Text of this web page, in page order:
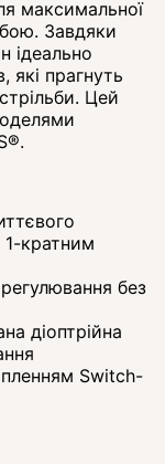
максимальної
бою. Завдяки
ідеально
які прагнуть
Цей
кратним
без
діоптрійна
Switch-